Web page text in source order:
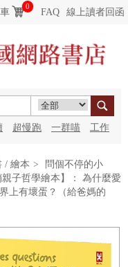
0
FAQ 線上讀者回函
超慢跑 一群喵 工作
/ 繪本 >
問個不停的小
子哲學繪本】： 為什麼愛
上有壞蛋？（給爸媽的